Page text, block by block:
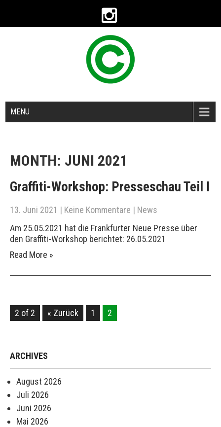
MENU
MONTH: JUNI 2021
Graffiti-Workshop: Presseschau Teil I
13. Juni 2021 | Keine Kommentare | News
Am 25.05.2021 hat die Frankfurter Neue Presse über
den Graffiti-Workshop berichtet: 26.05.2021
Read More »
2 of 2 « Zurück 1 2
ARCHIVES
August 2026
Juli 2026
Juni 2026
Mai 2026